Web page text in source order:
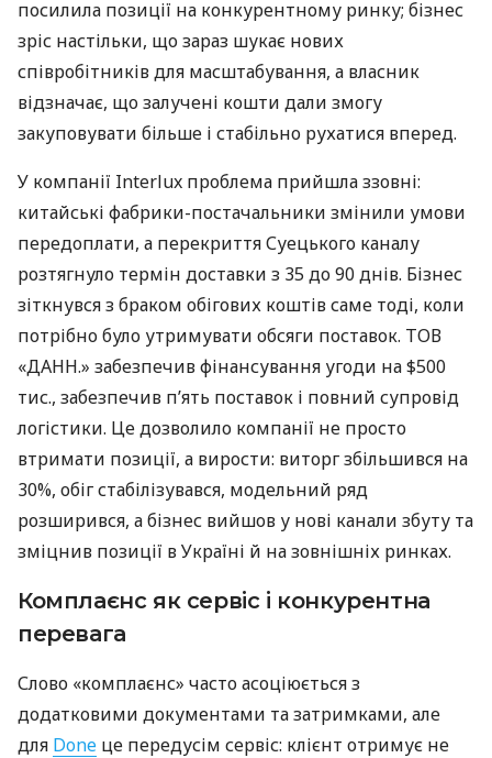
посилила позиції на конкурентному ринку; бізнес
зріс настільки, що зараз шукає нових
співробітників для масштабування, а власник
відзначає, що залучені кошти дали змогу
закуповувати більше і стабільно рухатися вперед.
У компанії Interlux проблема прийшла ззовні:
китайські фабрики-постачальники змінили умови
передоплати, а перекриття Суецького каналу
розтягнуло термін доставки з 35 до 90 днів. Бізнес
зіткнувся з браком обігових коштів саме тоді, коли
потрібно було утримувати обсяги поставок. ТОВ
«ДАНН.» забезпечив фінансування угоди на $500
тис., забезпечив п’ять поставок і повний супровід
логістики. Це дозволило компанії не просто
втримати позиції, а вирости: виторг збільшився на
30%, обіг стабілізувався, модельний ряд
розширився, а бізнес вийшов у нові канали збуту та
зміцнив позиції в Україні й на зовнішніх ринках.
Комплаєнс як сервіс і конкурентна
перевага
Слово «комплаєнс» часто асоціюється з
додатковими документами та затримками, але
для Done це передусім сервіс: клієнт отримує не